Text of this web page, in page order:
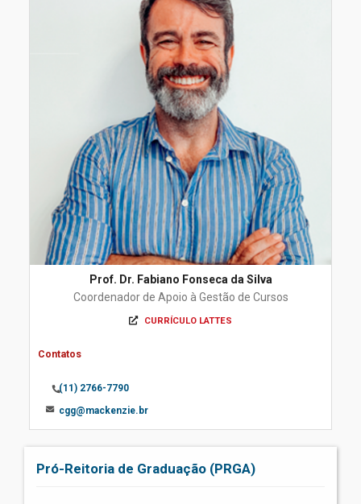
Prof. Dr. Fabiano Fonseca da Silva
Coordenador de Apoio à Gestão de Cursos
CURRÍCULO LATTES
Contatos
(11) 2766-7790
cgg@mackenzie.br
Pró-Reitoria de Graduação (PRGA)